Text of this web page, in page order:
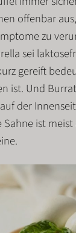
offenbar
zu
sei
gereift
ist. Und
auf der
ist
.